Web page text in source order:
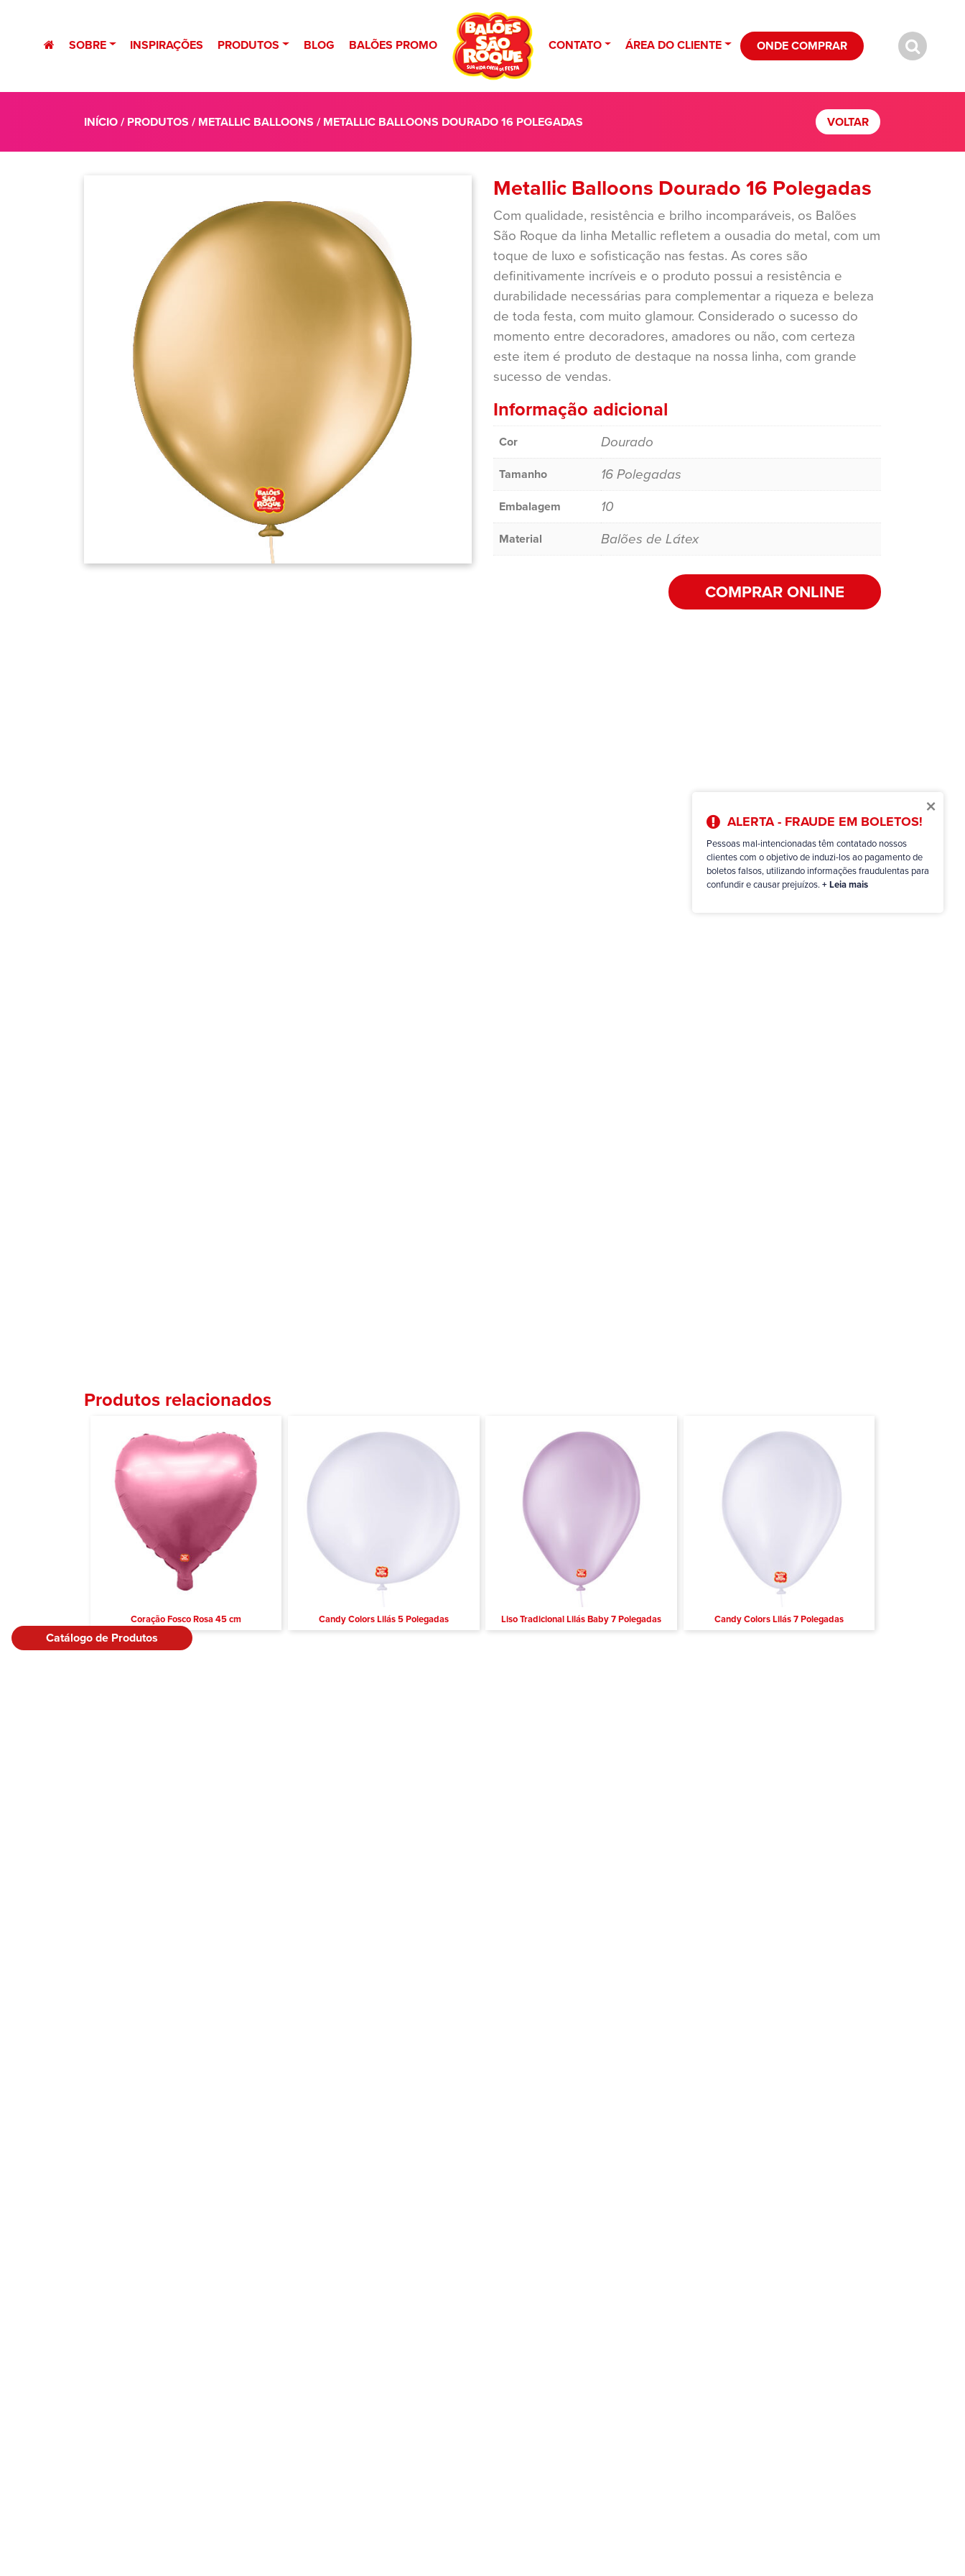
SOBRE INSPIRAÇÕES PRODUTOS BLOG BALÕES PROMO CONTATO ÁREA DO CLIENTE ONDE COMPRAR
×
ALERTA - FRAUDE EM BOLETOS!
Pessoas mal-intencionadas têm contatado nossos
clientes com o objetivo de induzi-los ao pagamento de
boletos falsos, utilizando informações fraudulentas para
confundir e causar prejuízos. + Leia mais
INÍCIO/ PRODUTOS / METALLIC BALLOONS / METALLIC BALLOONS DOURADO 16 POLEGADAS VOLTAR
Metallic Balloons Dourado 16 Polegadas
Com qualidade, resistência e brilho incomparáveis, os Balões
São Roque da linha Metallic refletem a ousadia do metal, com um
toque de luxo e sofisticação nas festas. As cores são
definitivamente incríveis e o produto possui a resistência e
durabilidade necessárias para complementar a riqueza e beleza
de toda festa, com muito glamour. Considerado o sucesso do
momento entre decoradores, amadores ou não, com certeza
este item é produto de destaque na nossa linha, com grande
sucesso de vendas.
Informação adicional
Cor Dourado
Tamanho 16 Polegadas
Embalagem 10
Material Balões de Látex
COMPRAR ONLINE
Produtos relacionados
Coração Fosco Rosa 45 cm Candy Colors Lilás 5 Polegadas Liso Tradicional Lilás Baby 7 Polegadas Candy Colors Lilás 7 Polegadas
Catálogo de Produtos